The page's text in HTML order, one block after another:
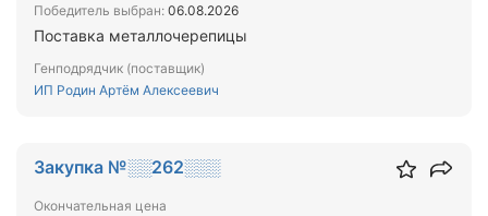
Победитель выбран: 06.08.2026
Поставка металлочерепицы
Генподрядчик (поставщик)
ИП Родин Артём Алексеевич
Закупка №░░262░░░
Окончательная цена